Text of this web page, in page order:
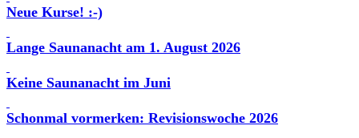
Neue Kurse! :-)
Lange Saunanacht am 1. August 2026
Keine Saunanacht im Juni
Schonmal vormerken: Revisionswoche 2026